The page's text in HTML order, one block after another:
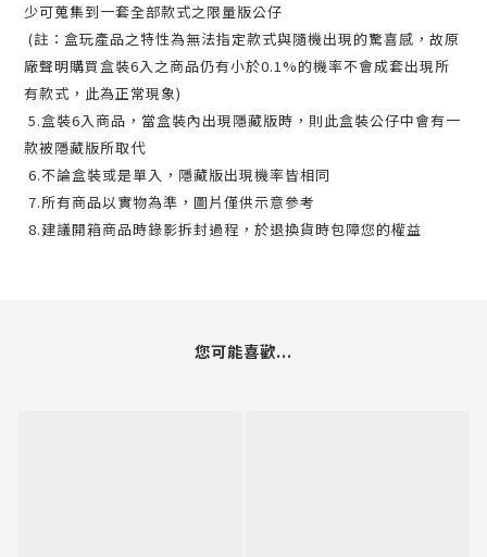
少可蒐集到一套全部款式之限量版公仔
(註：盒玩產品之特性為無法指定款式與隨機出現的驚喜感，故原
廠聲明購買盒裝6入之商品仍有小於0.1%的機率不會成套出現所
有款式，此為正常現象)
5.盒裝6入商品，當盒裝內出現隱藏版時，則此盒裝公仔中會有一
款被隱藏版所取代
6.不論盒裝或是單入，隱藏版出現機率皆相同
7.所有商品以實物為準，圖片僅供示意參考
8.建議開箱商品時錄影拆封過程，於退換貨時包障您的權益
您可能喜歡...